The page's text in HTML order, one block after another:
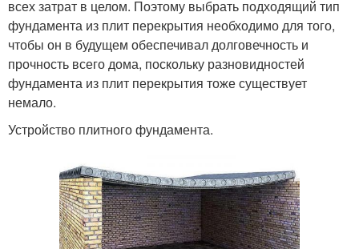
всех затрат в целом. Поэтому выбрать подходящий тип
фундамента из плит перекрытия необходимо для того,
чтобы он в будущем обеспечивал долговечность и
прочность всего дома, поскольку разновидностей
фундамента из плит перекрытия тоже существует
немало.
Устройство плитного фундамента.